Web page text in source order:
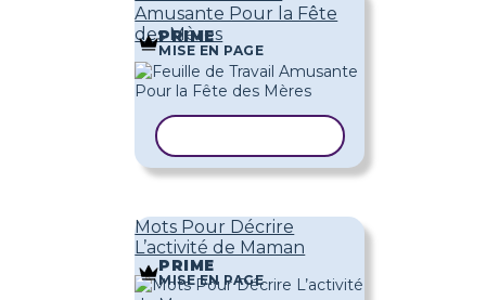
Amusante Pour la Fête
des Mères
PRIME
MISE EN PAGE
Mots Pour Décrire
L’activité de Maman
PRIME
MISE EN PAGE